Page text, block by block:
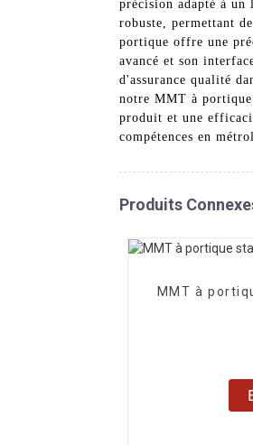
précision adapté à
robuste, permettant
portique offre une
avancé et son
d'assurance qualité
notre MMT à
produit et une
compétences en
Produits
MMT à